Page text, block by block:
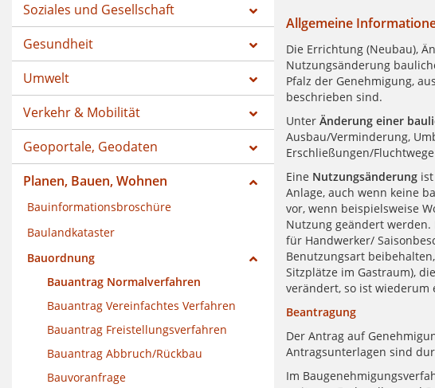
Soziales und Gesellschaft
Gesundheit
Umwelt
Verkehr & Mobilität
Geoportale, Geodaten
Planen, Bauen, Wohnen
Bauinformationsbroschüre
Baulandkataster
Bauordnung
Bauantrag Normalverfahren
Bauantrag Vereinfachtes Verfahren
Bauantrag Freistellungsverfahren
Bauantrag Abbruch/Rückbau
Bauvoranfrage
Allgemeine
Die Errichtung (Neubau),
Nutzungsänderung
Pfalz der Genehmigung,
beschrieben sind.
Unter Änderung einer
Ausbau/Verminderung,
Erschließungen/
Eine Nutzungsänderungist
Anlage, auch wenn keine
vor, wenn beispielsweise
Nutzung geändert
für Handwerker/
Benutzungsart
Sitzplätze im Gastraum),
verändert, so ist
Beantragung
Der Antrag auf
Antragsunterlagen sind
Im